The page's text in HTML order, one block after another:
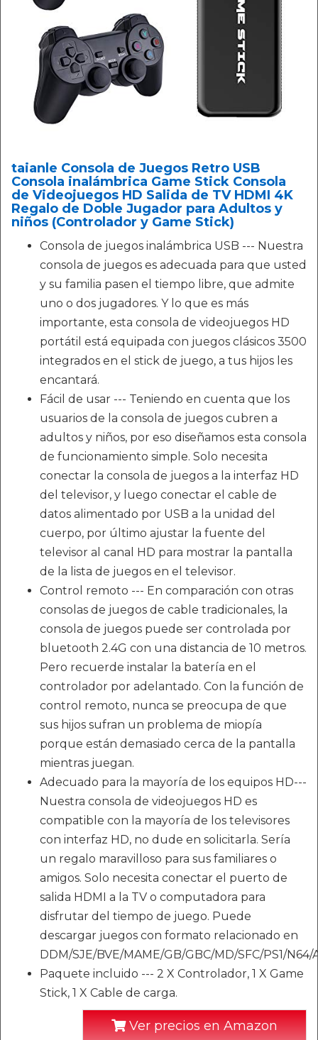
taianle Consola de Juegos Retro USB
Consola inalámbrica Game Stick Consola
de Videojuegos HD Salida de TV HDMI 4K
Regalo de Doble Jugador para Adultos y
niños (Controlador y Game Stick)
Consola de juegos inalámbrica USB --- Nuestra
consola de juegos es adecuada para que usted
y su familia pasen el tiempo libre, que admite
uno o dos jugadores. Y lo que es más
importante, esta consola de videojuegos HD
portátil está equipada con juegos clásicos 3500
integrados en el stick de juego, a tus hijos les
encantará.
Fácil de usar --- Teniendo en cuenta que los
usuarios de la consola de juegos cubren a
adultos y niños, por eso diseñamos esta consola
de funcionamiento simple. Solo necesita
conectar la consola de juegos a la interfaz HD
del televisor, y luego conectar el cable de
datos alimentado por USB a la unidad del
cuerpo, por último ajustar la fuente del
televisor al canal HD para mostrar la pantalla
de la lista de juegos en el televisor.
Control remoto --- En comparación con otras
consolas de juegos de cable tradicionales, la
consola de juegos puede ser controlada por
bluetooth 2.4G con una distancia de 10 metros.
Pero recuerde instalar la batería en el
controlador por adelantado. Con la función de
control remoto, nunca se preocupa de que
sus hijos sufran un problema de miopía
porque están demasiado cerca de la pantalla
mientras juegan.
Adecuado para la mayoría de los equipos HD---
Nuestra consola de videojuegos HD es
compatible con la mayoría de los televisores
con interfaz HD, no dude en solicitarla. Sería
un regalo maravilloso para sus familiares o
amigos. Solo necesita conectar el puerto de
salida HDMI a la TV o computadora para
disfrutar del tiempo de juego. Puede
descargar juegos con formato relacionado en
DDM/SJE/BVE/MAME/GB/GBC/MD/SFC/PS1/N64/
Paquete incluido --- 2 X Controlador, 1 X Game
Stick, 1 X Cable de carga.
Ver precios en Amazon